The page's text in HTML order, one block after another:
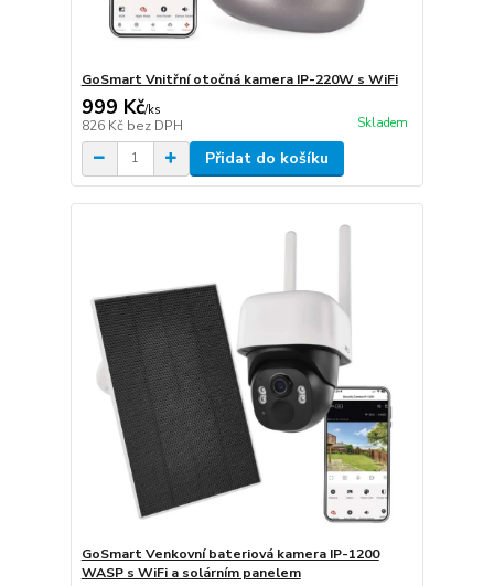
GoSmart Vnitřní otočná kamera IP-220W s WiFi
999 Kč/ks
826 Kč bez DPH Skladem
Přidat do košíku
GoSmart Venkovní bateriová kamera IP-1200
WASP s WiFi a solárním panelem